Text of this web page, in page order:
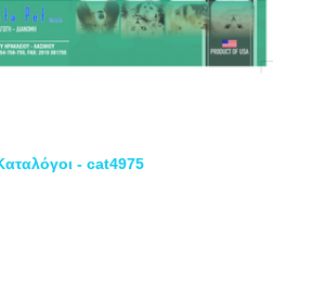
- cat4975